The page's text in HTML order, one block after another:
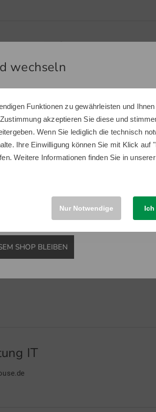
E-Commerce
Linz, Leitung
bernhard.linz[at]golfhouse.de
IT
wechseln
anderen Land zu befinden.
Golf House Shop wechseln?
SHOP BLEIBEN
Funktionen zu gewährleisten und
akzeptieren Sie diese und
Wenn Sie lediglich die technisch
Ihre Einwilligung können Sie mit Klick auf
Weitere Informationen finden Sie in unserer
Nur Notwendige Ich